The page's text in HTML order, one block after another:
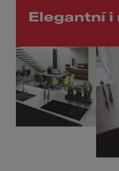
Elegantní